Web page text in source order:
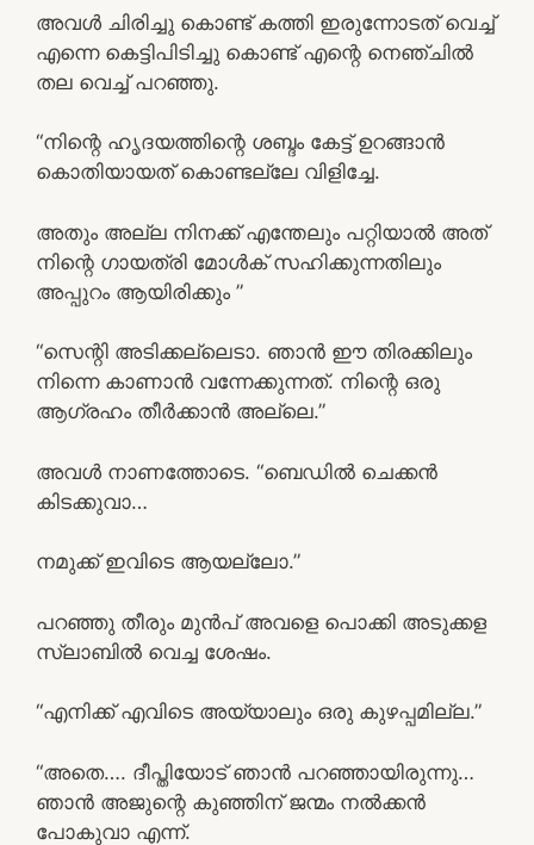
അവൾ ചിരിച്ചു കൊണ്ട് കത്തി ഇരുന്നോടത് വെച്ച്
എന്നെ കെട്ടിപിടിച്ചു കൊണ്ട് എന്റെ നെഞ്ചിൽ
തല വെച്ച് പറഞ്ഞു.
“നിന്റെ ഹൃദയത്തിന്റെ ശബ്ദം കേട്ട് ഉറങ്ങാൻ
കൊതിയായത് കൊണ്ടല്ലേ വിളിച്ചേ.
അതും അല്ല നിനക്ക് എന്തേലും പറ്റിയാൽ അത്
നിന്റെ ഗായത്രി മോൾക് സഹിക്കുന്നതിലും
അപ്പുറം ആയിരിക്കും ”
“സെന്റി അടിക്കല്ലെടാ. ഞാൻ ഈ തിരക്കിലും
നിന്നെ കാണാൻ വന്നേക്കുന്നത്. നിന്റെ ഒരു
ആഗ്രഹം തീർക്കാൻ അല്ലെ.”
അവൾ നാണത്തോടെ. “ബെഡിൽ ചെക്കൻ
കിടക്കുവാ…
നമുക്ക് ഇവിടെ ആയല്ലോ.”
പറഞ്ഞു തീരും മുൻപ് അവളെ പൊക്കി അടുക്കള
സ്ലാബിൽ വെച്ച ശേഷം.
“എനിക്ക് എവിടെ അയ്യാലും ഒരു കുഴപ്പമില്ല.”
“അതെ…. ദീപ്തിയോട് ഞാൻ പറഞ്ഞായിരുന്നു…
ഞാൻ അജുന്റെ കുഞ്ഞിന് ജന്മം നൽക്കൻ
പോകുവാ എന്ന്.